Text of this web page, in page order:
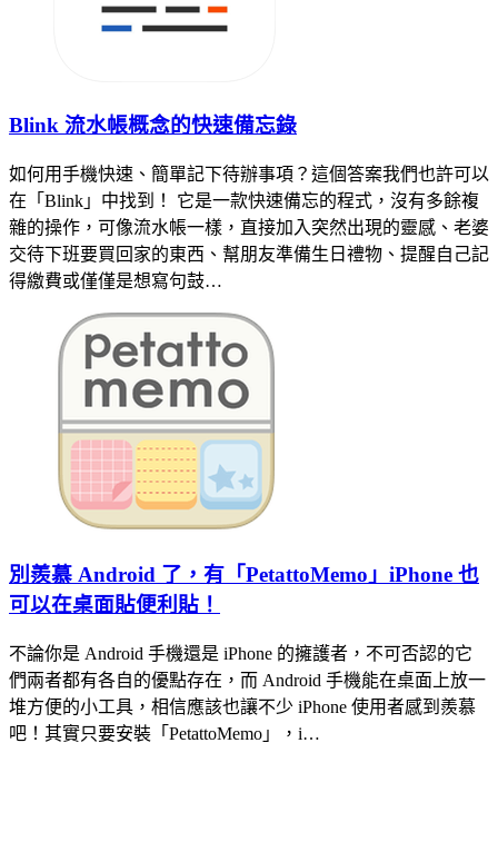
Blink 流水帳概念的快速備忘錄
如何用手機快速、簡單記下待辦事項？這個答案我們也許可以
在「Blink」中找到！ 它是一款快速備忘的程式，沒有多餘複
雜的操作，可像流水帳一樣，直接加入突然出現的靈感、老婆
交待下班要買回家的東西、幫朋友準備生日禮物、提醒自己記
得繳費或僅僅是想寫句鼓…
別羨慕 Android 了，有「PetattoMemo」iPhone 也
可以在桌面貼便利貼！
不論你是 Android 手機還是 iPhone 的擁護者，不可否認的它
們兩者都有各自的優點存在，而 Android 手機能在桌面上放一
堆方便的小工具，相信應該也讓不少 iPhone 使用者感到羨慕
吧！其實只要安裝「PetattoMemo」，i…